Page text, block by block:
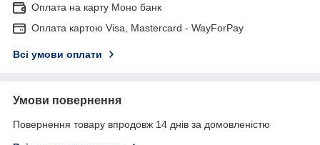
Оплата на карту Моно банк
Оплата картою Visa, Mastercard - WayForPay
Всі умови оплати
Умови повернення
Повернення товару впродовж 14 днів за домовленістю